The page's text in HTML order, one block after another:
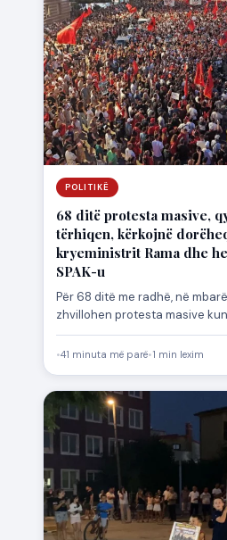
POLITIKË
68 ditë protesta masive,
tërhiqen, kërkojnë
kryeministrit Rama dhe
SPAK-u
Për 68 ditë me radhë, në
zhvillohen protesta masive
Rama. Protestuesit kërkojnë…
•41 minuta më parë•1 min lexim